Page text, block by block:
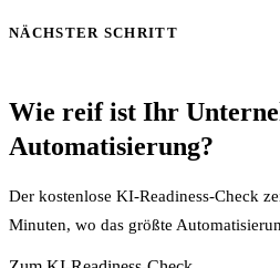
NÄCHSTER SCHRITT
Wie reif ist Ihr
Automatisierung?
Der kostenlose KI-Readiness-Check
Minuten, wo das größte